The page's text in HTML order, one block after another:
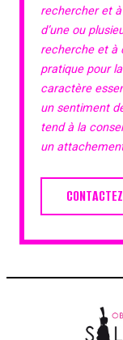
rechercher et
d’une ou
recherche et à
pratique pour
caractère
un sentiment
tend à la
un